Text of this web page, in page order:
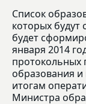
Список
которых
будет
января 2014
протокольных
образования
итогам
Министра